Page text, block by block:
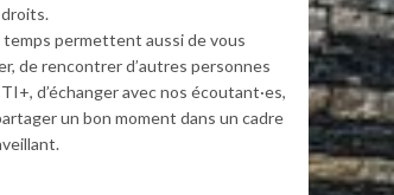
temps permettent aussi de vous
de rencontrer d’autres personnes
d’échanger avec nos écoutant·es,
un bon moment dans un cadre